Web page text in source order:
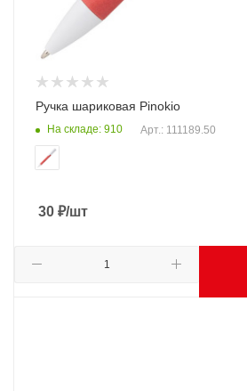
Ручка шариковая Pinokio
На складе: 910 Арт.: 111189.50
30 ₽/шт